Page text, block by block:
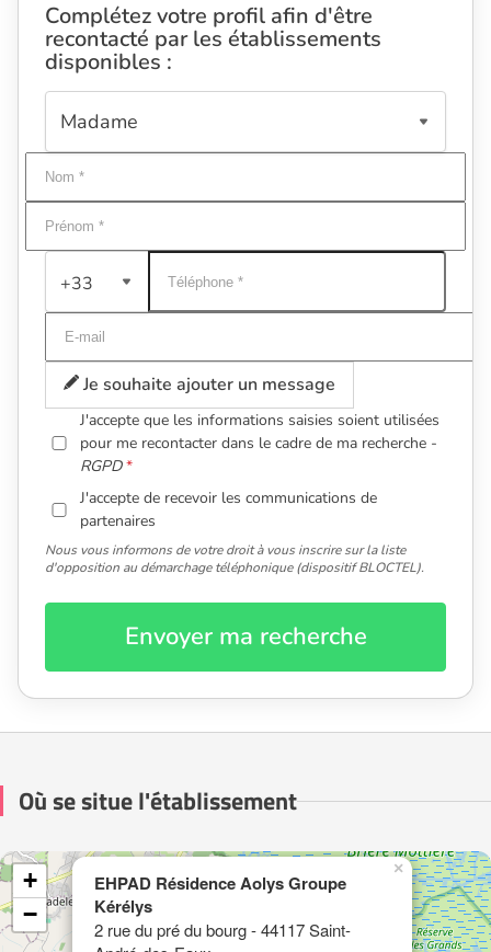
Complétez votre profil afin d'être
recontacté par les établissements
disponibles :
+33
Je souhaite ajouter un message
J'accepte que les informations saisies soient utilisées
pour me recontacter dans le cadre de ma recherche -
RGPD
J'accepte de recevoir les communications de
partenaires
Nous vous informons de votre droit à vous inscrire sur la liste
d'opposition au démarchage téléphonique (dispositif BLOCTEL).
Envoyer ma recherche
Où se situe l'établissement
EHPAD Résidence Aolys Groupe
Kérélys
2 rue du pré du bourg - 44117 Saint-
×
+
−